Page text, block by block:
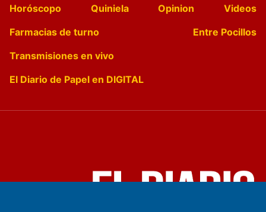
Horóscopo
Quiniela Opinion
Videos
Farmacias de turno
Entre Pocillos
Transmisiones en vivo
El Diario de Papel en DIGITAL